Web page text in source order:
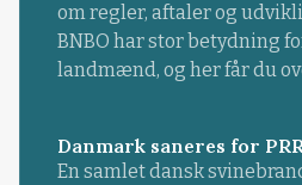
om regler, aftaler og
BNBO har stor betydning
landmænd, og her får du
Danmark saneres for
En samlet dansk